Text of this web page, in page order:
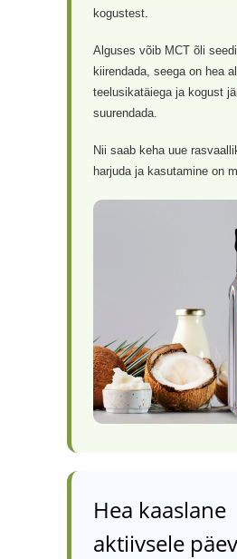
kogustest.
Alguses võib MCT õli
kiirendada, seega on hea
teelusikatäiega ja kogust
suurendada.
Nii saab keha uue
harjuda ja kasutamine on
Hea kaaslane
aktiivsele